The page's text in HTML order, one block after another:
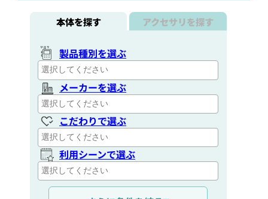
本体を探す アクセサリを探す
製品種別を選ぶ
メーカーを選ぶ
こだわりで選ぶ
利用シーンで選ぶ
通信距離を選ぶ